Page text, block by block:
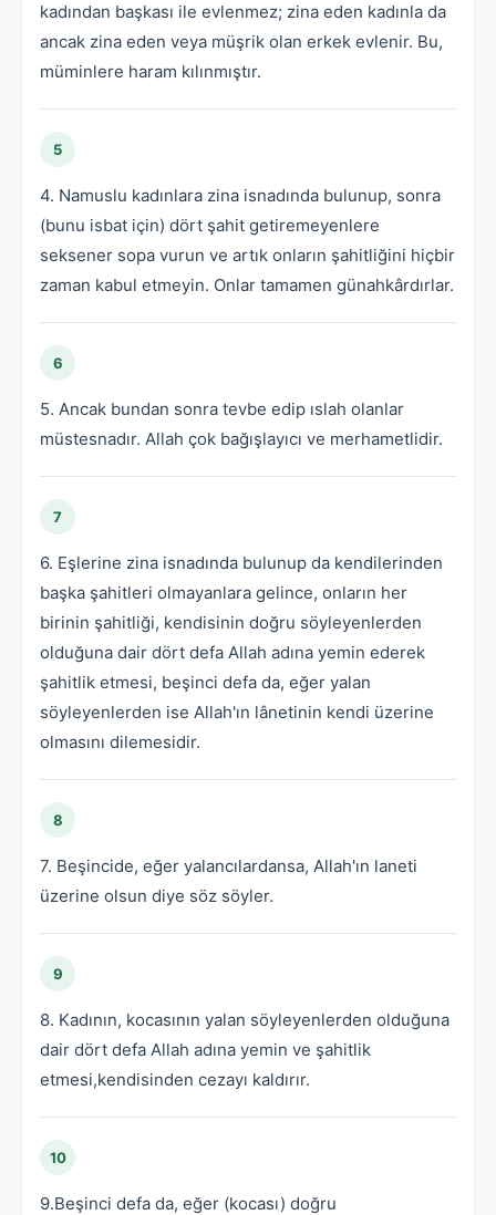
kadından başkası ile evlenmez; zina eden kadınla da
ancak zina eden veya müşrik olan erkek evlenir. Bu,
müminlere haram kılınmıştır.
5
4. Namuslu kadınlara zina isnadında bulunup, sonra
(bunu isbat için) dört şahit getiremeyenlere
seksener sopa vurun ve artık onların şahitliğini hiçbir
zaman kabul etmeyin. Onlar tamamen günahkârdırlar.
6
5. Ancak bundan sonra tevbe edip ıslah olanlar
müstesnadır. Allah çok bağışlayıcı ve merhametlidir.
7
6. Eşlerine zina isnadında bulunup da kendilerinden
başka şahitleri olmayanlara gelince, onların her
birinin şahitliği, kendisinin doğru söyleyenlerden
olduğuna dair dört defa Allah adına yemin ederek
şahitlik etmesi, beşinci defa da, eğer yalan
söyleyenlerden ise Allah'ın lânetinin kendi üzerine
olmasını dilemesidir.
8
7. Beşincide, eğer yalancılardansa, Allah'ın laneti
üzerine olsun diye söz söyler.
9
8. Kadının, kocasının yalan söyleyenlerden olduğuna
dair dört defa Allah adına yemin ve şahitlik
etmesi,kendisinden cezayı kaldırır.
10
9.Beşinci defa da, eğer (kocası) doğru